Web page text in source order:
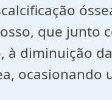
que junto
diminuição